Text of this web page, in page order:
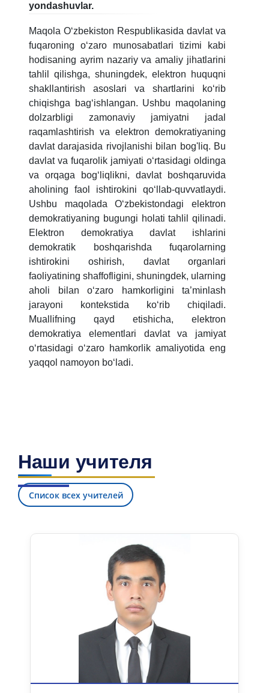
yondashuvlar.
Maqola O‘zbekiston Respublikasida davlat va
fuqaroning o‘zaro munosabatlari tizimi kabi
hodisaning ayrim nazariy va amaliy jihatlarini
tahlil qilishga, shuningdek, elektron huquqni
shakllantirish asoslari va shartlarini ko‘rib
chiqishga bag‘ishlangan. Ushbu maqolaning
dolzarbligi zamonaviy jamiyatni jadal
raqamlashtirish va elektron demokratiyaning
davlat darajasida rivojlanishi bilan bog'liq. Bu
davlat va fuqarolik jamiyati oʻrtasidagi oldinga
va orqaga bogʻliqlikni, davlat boshqaruvida
aholining faol ishtirokini qoʻllab-quvvatlaydi.
Ushbu maqolada O‘zbekistondagi elektron
demokratiyaning bugungi holati tahlil qilinadi.
Elektron demokratiya davlat ishlarini
demokratik boshqarishda fuqarolarning
ishtirokini oshirish, davlat organlari
faoliyatining shaffofligini, shuningdek, ularning
aholi bilan o‘zaro hamkorligini ta’minlash
jarayoni kontekstida ko‘rib chiqiladi.
Muallifning qayd etishicha, elektron
demokratiya elementlari davlat va jamiyat
o‘rtasidagi o‘zaro hamkorlik amaliyotida eng
yaqqol namoyon bo‘ladi.
Наши учителя
Список всех учителей